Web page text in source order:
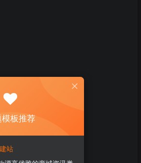
模板推荐
站